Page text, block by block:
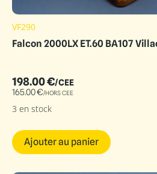
VF290
Falcon 2000LX ET.60 BA107
198.00€/CEE
165.00€/HORS CEE
3 en stock
Ajouter au panier